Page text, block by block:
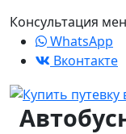
Консультация
WhatsApp
Вконтакте